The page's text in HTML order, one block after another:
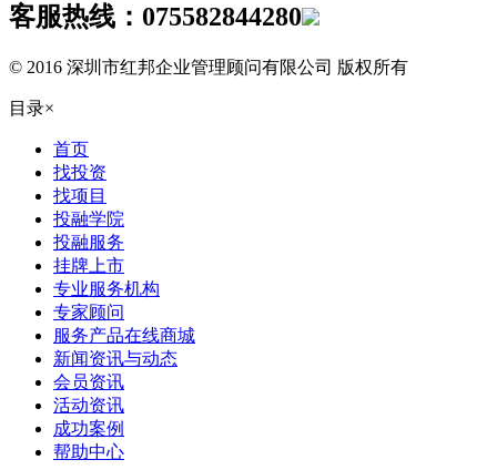
客服热线： 075582844280
© 2016 深圳市红邦企业管理顾问有限公司 版权所有
目录×
首页
找投资
找项目
投融学院
投融服务
挂牌上市
专业服务机构
专家顾问
服务产品在线商城
新闻资讯与动态
会员资讯
活动资讯
成功案例
帮助中心